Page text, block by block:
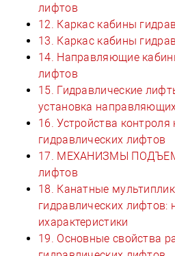
лифтов
12. Каркас кабины
13. Каркас кабины
14. Направляющие
лифтов
15. Гидравлические
установка
16. Устройства контроля
гидравлических лифтов
17. МЕХАНИЗМЫ
лифтов
18. Канатные
гидравлических лифтов:
ихарактеристики
19. Основные свойства